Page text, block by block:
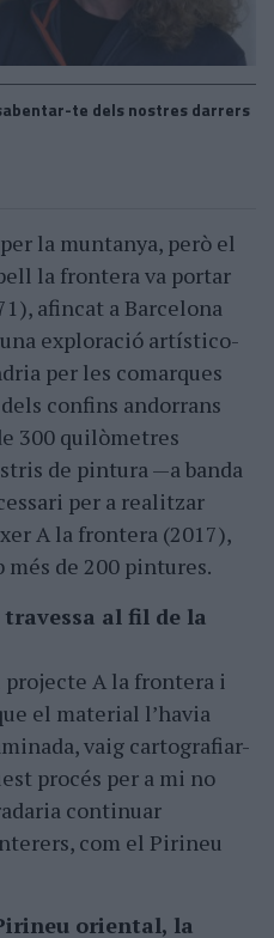
te dels nostres darrers
la muntanya, però el
la frontera va portar
afincat a Barcelona
una exploració artístico-
per les comarques
confins andorrans
300 quilòmetres
de pintura —a banda
per a realitzar
A la frontera (2017),
de 200 pintures.
al fil de la
projecte A la frontera i
el material l’havia
vaig cartografiar-
procés per a mi no
continuar
com el Pirineu
oriental, la